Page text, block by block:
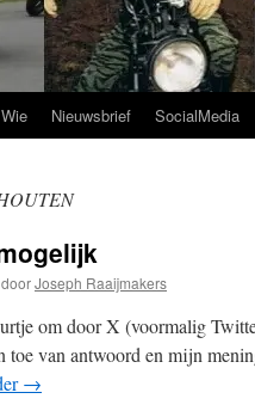
Wie Nieuwsbrief SocialMedia
doorJoseph Raaijmakers
om door X (voormalig
toe van antwoord en mijn
→